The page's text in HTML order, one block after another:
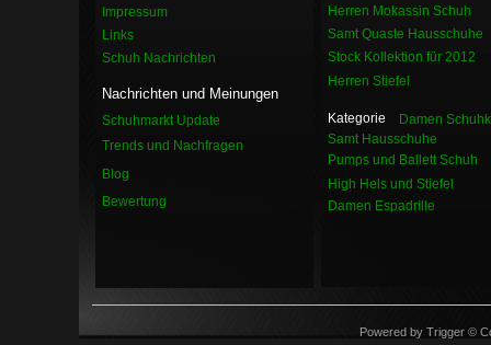
Powered by Trigger ©
Impressum
Links
Schuh Nachrichten
Nachrichten und Meinungen
Schuhmarkt Update
Trends und Nachfragen
Blog
Bewertung
Herren Mokassin Schuh
Samt Quaste Hausschuhe
Stock Kollektion für 2012
Herren Stiefel
Damen
Samt Hausschuhe
Pumps und Ballett Schuh
High Hels und Stiefel
Damen Espadrille
Kategorie